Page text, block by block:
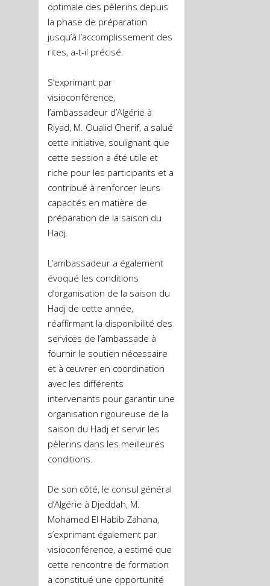
optimale des pèlerins depuis
la phase de préparation
jusqu’à l’accomplissement des
rites, a-t-il précisé.
S’exprimant par
visioconférence,
l’ambassadeur d’Algérie à
Riyad, M. Oualid Cherif, a salué
cette initiative, soulignant que
cette session a été utile et
riche pour les participants et a
contribué à renforcer leurs
capacités en matière de
préparation de la saison du
Hadj.
L’ambassadeur a également
évoqué les conditions
d’organisation de la saison du
Hadj de cette année,
réaffirmant la disponibilité des
services de l’ambassade à
fournir le soutien nécessaire
et à œuvrer en coordination
avec les différents
intervenants pour garantir une
organisation rigoureuse de la
saison du Hadj et servir les
pèlerins dans les meilleures
conditions.
De son côté, le consul général
d’Algérie à Djeddah, M.
Mohamed El Habib Zahana,
s’exprimant également par
visioconférence, a estimé que
cette rencontre de formation
a constitué une opportunité